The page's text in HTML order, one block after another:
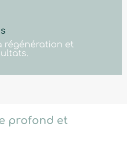
régénération et
profond et